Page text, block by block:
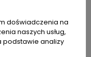
doświadczenia na
naszych usług,
podstawie analizy